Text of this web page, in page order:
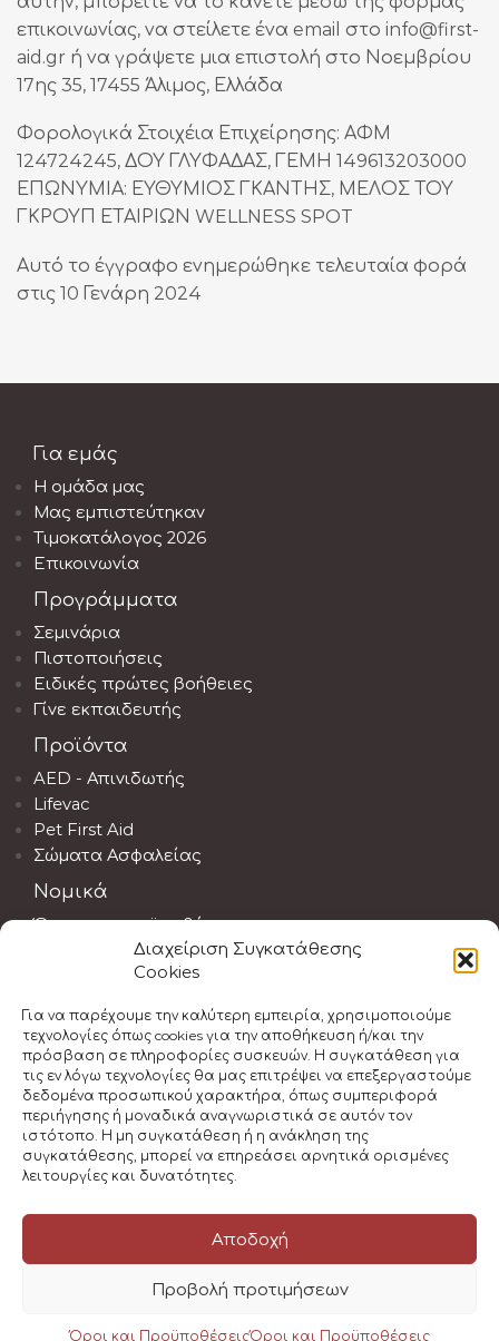
Διαχείριση Συγκατάθεσης
Cookies
Για να παρέχουμε την καλύτερη εμπειρία, χρησιμοποιούμε
τεχνολογίες όπως cookies για την αποθήκευση ή/και την
πρόσβαση σε πληροφορίες συσκευών. Η συγκατάθεση για
τις εν λόγω τεχνολογίες θα μας επιτρέψει να επεξεργαστούμε
δεδομένα προσωπικού χαρακτήρα, όπως συμπεριφορά
περιήγησης ή μοναδικά αναγνωριστικά σε αυτόν τον
ιστότοπο. Η μη συγκατάθεση ή η ανάκληση της
συγκατάθεσης, μπορεί να επηρεάσει αρνητικά ορισμένες
λειτουργίες και δυνατότητες.
Αποδοχή
Προβολή προτιμήσεων
Όροι και ΠροϋποθέσειςΌροι και Προϋποθέσεις
επικοινωνίας, να στείλετε ένα email στο info@first-
aid.gr ή να γράψετε μια επιστολή στο Νοεμβρίου
17ης 35, 17455 Άλιμος, Ελλάδα
Φορολογικά Στοιχέια Επιχείρησης: ΑΦΜ
124724245, ΔΟΥ ΓΛΥΦΑΔΑΣ, ΓΕΜΗ 149613203000
ΕΠΩΝΥΜΙΑ: ΕΥΘΥΜΙΟΣ ΓΚΑΝΤΗΣ, ΜΕΛΟΣ ΤΟΥ
ΓΚΡΟΥΠ ΕΤΑΙΡΙΩΝ WELLNESS SPOT
Αυτό το έγγραφο ενημερώθηκε τελευταία φορά
στις 10 Γενάρη 2024
Για εμάς
Η ομάδα μας
Μας εμπιστεύτηκαν
Τιμοκατάλογος 2026
Επικοινωνία
Προγράμματα
Σεμινάρια
Πιστοποιήσεις
Ειδικές πρώτες βοήθειες
Γίνε εκπαιδευτής
Προϊόντα
AED - Απινιδωτής
Lifevac
Pet First Aid
Σώματα Ασφαλείας
Νομικά
Όροι και προϋποθέσεις
Αποποίηση ευθύνης
Νομοθεσία Α' Βοηθειών
© 2026 Athens First Aid Training | All Rights
Reserved
A Wellness Spot Company